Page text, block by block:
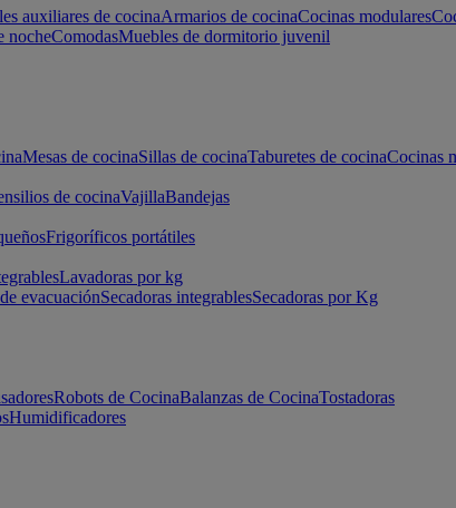
auxiliares de cocinaArmarios de cocinaCocinas modulares
nocheComodasMuebles de dormitorio juvenil
Mesas de cocinaSillas de cocinaTaburetes de cocinaCocinas
de cocinaVajillaBandejas
Frigoríficos portátiles
Lavadoras por kg
evacuaciónSecadoras integrablesSecadoras por Kg
Robots de CocinaBalanzas de CocinaTostadoras
Humidificadores